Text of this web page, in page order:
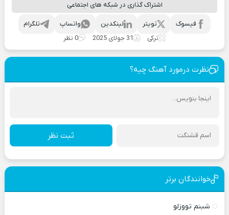
اشتراک گذاری در شبکه های اجتماعی
تلگرام واتساپ لینکدین تویتر
فیسوک
ترکی
31 جولای 2025 0 نظر
نظرت درمورد آهنگ چیه؟
ثبت نظر
خوانندگان برتر
شبنم تووزلو